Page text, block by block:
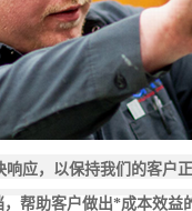
应，以保持我们的客
帮助客户做出*成本效益